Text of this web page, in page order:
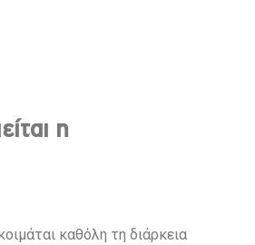
η
καθόλη τη διάρκεια